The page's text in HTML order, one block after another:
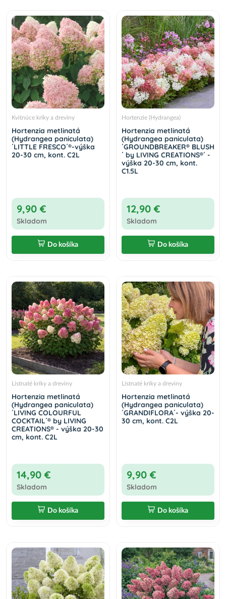
Kvitnúce kríky a dreviny
Hortenzia metlinatá
(Hydrangea paniculata)
´LITTLE FRESCO´®-výška
20-30 cm, kont. C2L
9,90 €
Skladom
Do košíka
Hortenzie (Hydrangea)
Hortenzia metlinatá
(Hydrangea paniculata)
´GROUNDBREAKER® BLUSH
´ by LIVING CREATIONS®´ -
výška 20-30 cm, kont.
C1.5L
12,90 €
Skladom
Do košíka
Listnaté kríky a dreviny
Hortenzia metlinatá
(Hydrangea paniculata)
´LIVING COLOURFUL
COCKTAIL´® by LIVING
CREATIONS® - výška 20-30
cm, kont. C2L
14,90 €
Skladom
Do košíka
Listnaté kríky a dreviny
Hortenzia metlinatá
(Hydrangea paniculata)
´GRANDIFLORA´- výška 20-
30 cm, kont. C2L
9,90 €
Skladom
Do košíka